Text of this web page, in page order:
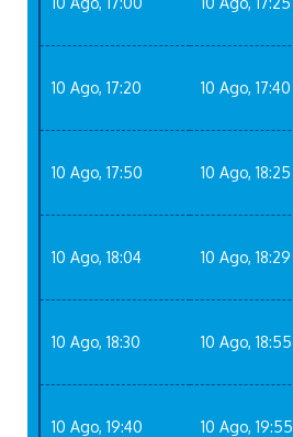
10 Ago, 17:20 10 Ago, 17:40
10 Ago, 17:50 10 Ago, 18:25
10 Ago, 18:04 10 Ago, 18:29
10 Ago, 18:30 10 Ago, 18:55
10 Ago, 19:40 10 Ago, 19:55